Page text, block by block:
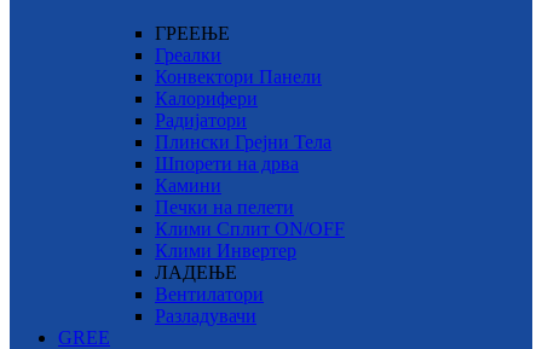
ГРЕЕЊЕ
Греалки
Конвектори Панели
Калорифери
Радијатори
Плински Грејни Тела
Шпорети на дрва
Камини
Печки на пелети
Клими Сплит ON/OFF
Клими Инвертер
ЛАДЕЊЕ
Вентилатори
Разладувачи
GREE